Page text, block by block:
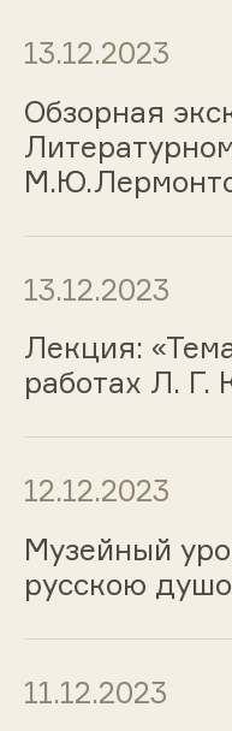
13.12.2023
Обзорная
13.12.2023
Лекция:
работах Л. Г.
12.12.2023
Музейный
русскою
11.12.2023